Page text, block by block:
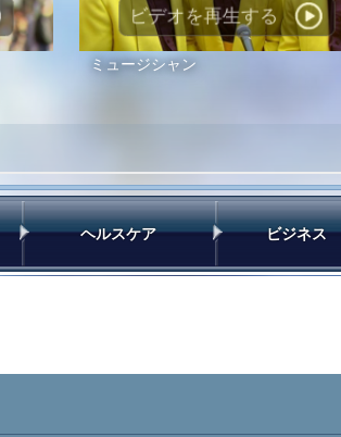
ビデオを再生する
ミュージシャン
ヘルスケア ビジネス